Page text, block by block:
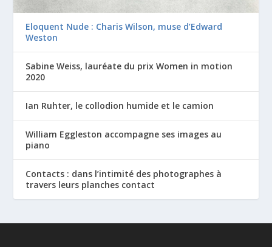
Eloquent Nude : Charis Wilson, muse d’Edward
Weston
Sabine Weiss, lauréate du prix Women in motion
2020
Ian Ruhter, le collodion humide et le camion
William Eggleston accompagne ses images au
piano
Contacts : dans l’intimité des photographes à
travers leurs planches contact